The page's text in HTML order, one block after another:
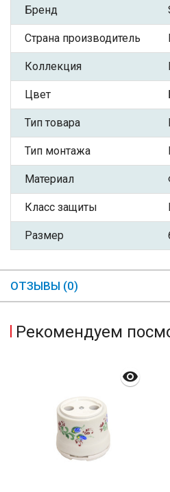
Бренд
Страна производитель
Коллекция
Цвет
Тип товара
Тип монтажа
Материал
Класс защиты
Размер
ОТЗЫВЫ (0)
Рекомендуем